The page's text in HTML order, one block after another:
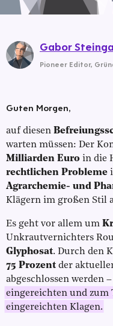
Guten Morgen,
auf diesen
warten müssen: Der
Milliarden Euro in die
rechtlichen Probleme
Agrarchemie- und
Klägern im großen Stil
Es geht vor allem um
Unkrautvernichters
Glyphosat. Durch den
75 Prozent der
abgeschlossen werden
eingereichten und zum
eingereichten Klagen.
Gabor
Pioneer Editor,